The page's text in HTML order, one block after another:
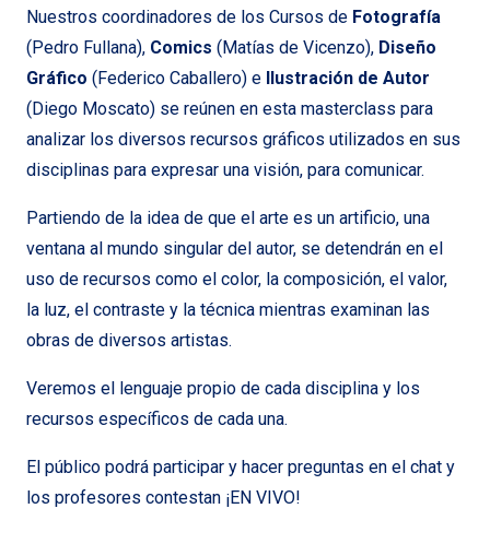
Nuestros coordinadores de los Cursos de Fotografía
(Pedro Fullana), Comics (Matías de Vicenzo), Diseño
Gráfico (Federico Caballero) e Ilustración de Autor
(Diego Moscato) se reúnen en esta masterclass para
analizar los diversos recursos gráficos utilizados en sus
disciplinas para expresar una visión, para comunicar.
Partiendo de la idea de que el arte es un artificio, una
ventana al mundo singular del autor, se detendrán en el
uso de recursos como el color, la composición, el valor,
la luz, el contraste y la técnica mientras examinan las
obras de diversos artistas.
Veremos el lenguaje propio de cada disciplina y los
recursos específicos de cada una.
El público podrá participar y hacer preguntas en el chat y
los profesores contestan ¡EN VIVO!